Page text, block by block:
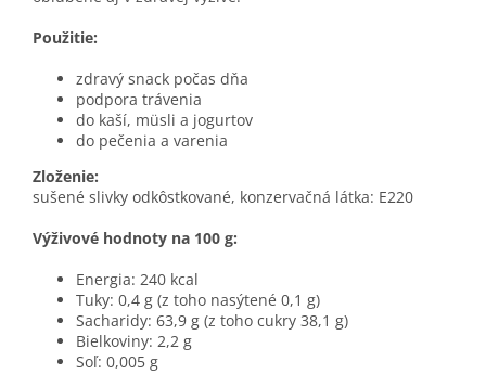
Použitie:
zdravý snack počas dňa
podpora trávenia
do kaší, müsli a jogurtov
do pečenia a varenia
Zloženie:
sušené slivky odkôstkované, konzervačná látka: E220
Výživové hodnoty na 100 g:
Energia: 240 kcal
Tuky: 0,4 g (z toho nasýtené 0,1 g)
Sacharidy: 63,9 g (z toho cukry 38,1 g)
Bielkoviny: 2,2 g
Soľ: 0,005 g